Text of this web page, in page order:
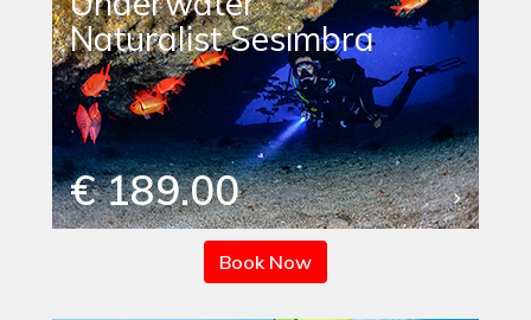
Naturalist Sesimbra
€ 189.00
Book Now